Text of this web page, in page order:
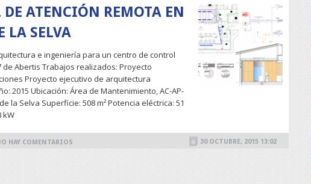
DE ATENCIÓN REMOTA EN
LA SELVA
e ingeniería para un centro de control
de Abertis Trabajos realizados: Proyecto
Proyecto ejecutivo de arquitectura
2015 Ubicación: Área de Mantenimiento, AC-AP-
la Selva Superficie: 508 m² Potencia eléctrica: 51
kW
HAY COMENTARIOS 30 OCTUBRE, 2015 13:02